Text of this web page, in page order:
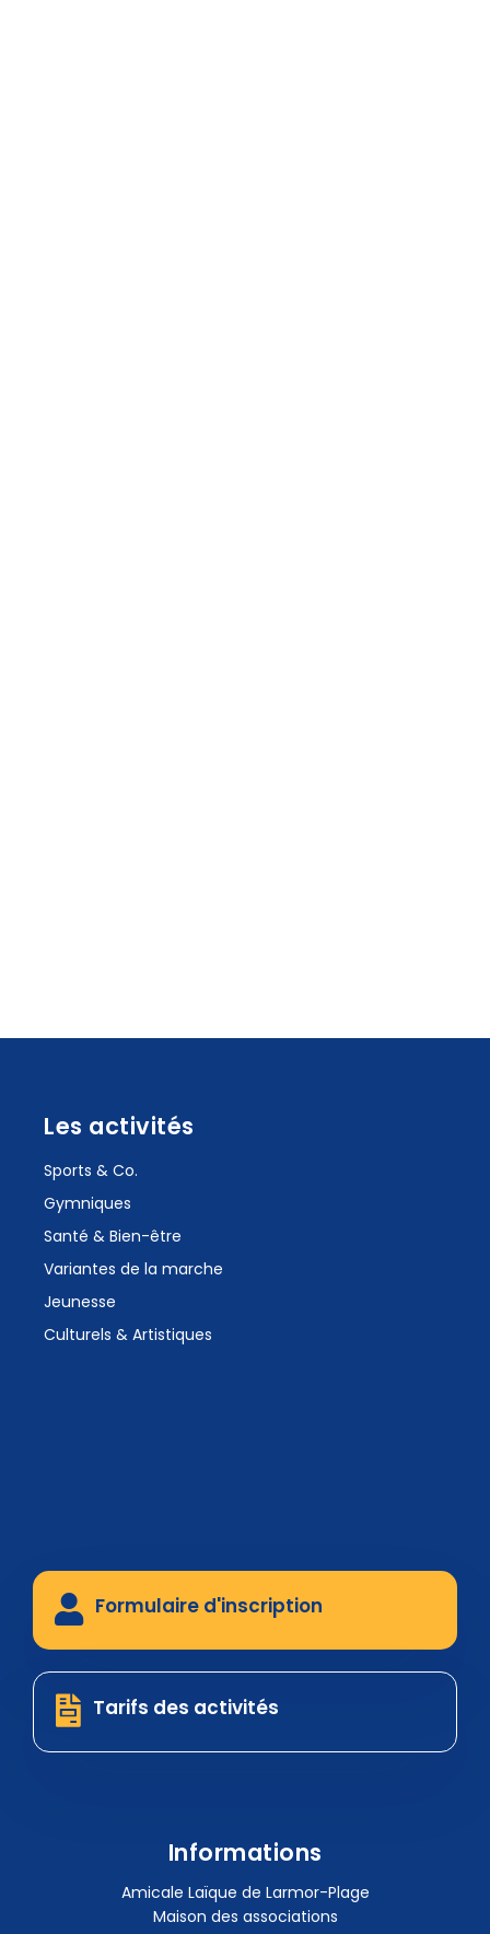
Les activités
Sports & Co.
Gymniques
Santé & Bien-être
Variantes de la marche
Jeunesse
Culturels & Artistiques
Formulaire d'inscription
Tarifs des activités
Informations
Amicale Laïque de Larmor-Plage
Maison des associations